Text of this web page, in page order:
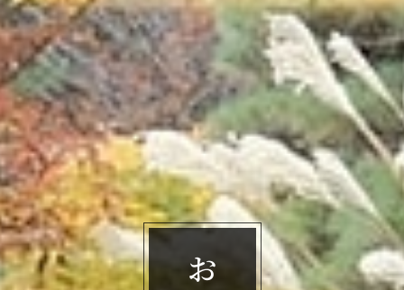
お